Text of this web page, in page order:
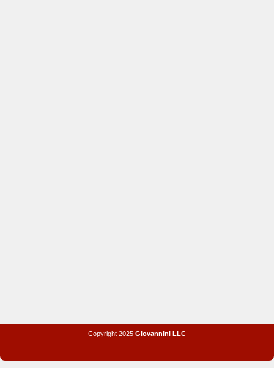
Copyright 2025 Giovannini LLC